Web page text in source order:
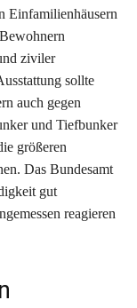
Einfamilienhäusern
ziviler
sollte
auch gegen
und Tiefbunker
größeren
Das Bundesamt
gut
reagieren